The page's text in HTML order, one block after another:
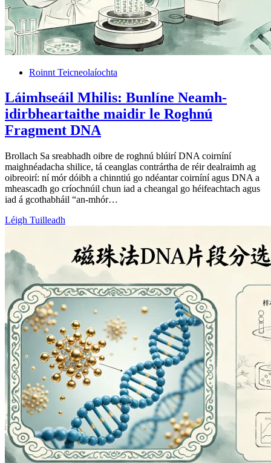
Roinnt Teicneolaíochta
Láimhseáil Mhilis: Bunlíne Neamh-
idirbheartaithe maidir le Roghnú
Fragment DNA
Brollach Sa sreabhadh oibre de roghnú blúirí DNA coirníní
maighnéadacha shilice, tá ceanglas contrártha de réir dealraimh ag
oibreoirí: ní mór dóibh a chinntiú go ndéantar coirníní agus DNA a
mheascadh go críochnúil chun iad a cheangal go héifeachtach agus
iad á gcothabháil “an-mhór…
Léigh Tuilleadh